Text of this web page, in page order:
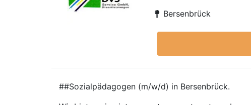
Bersenbrück
##Sozialpädagogen (m/w/d) in Bersenbrück.